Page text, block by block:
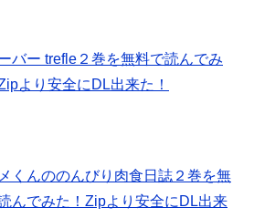
バー trefle２巻を無料で読んでみ
より安全にDL出来た！
くんののんびり肉食日誌２巻を無
んでみた！Zipより安全にDL出来